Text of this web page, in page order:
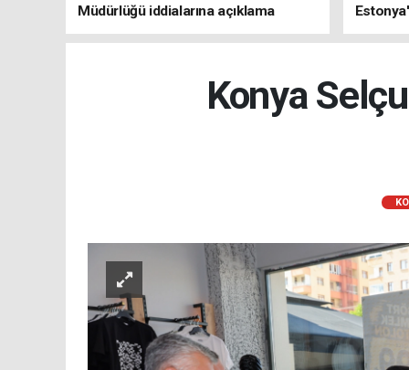
Müdürlüğü iddialarına açıklama
Konya